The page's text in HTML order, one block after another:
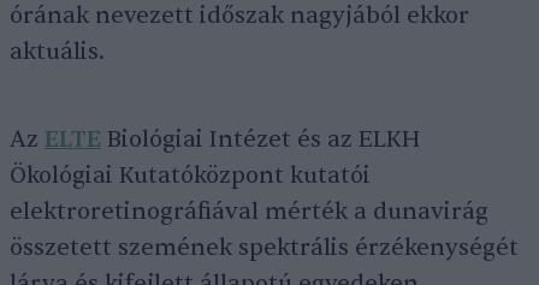
órának nevezett időszak nagyjából ekkor
aktuális.
Az ELTE Biológiai Intézet és az ELKH
Ökológiai Kutatóközpont kutatói
elektroretinográfiával mérték a dunavirág
összetett szemének spektrális érzékenységét